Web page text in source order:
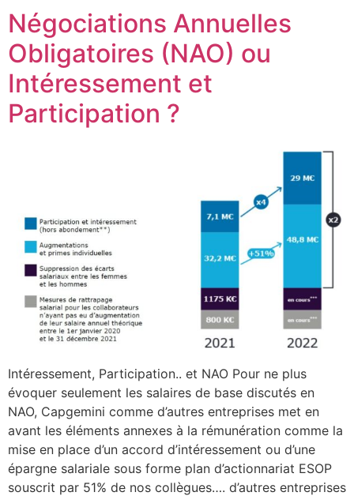
Négociations Annuelles
Obligatoires (NAO) ou
Intéressement et
Participation ?
Intéressement, Participation.. et NAO Pour ne plus
évoquer seulement les salaires de base discutés en
NAO, Capgemini comme d’autres entreprises met en
avant les éléments annexes à la rémunération comme la
mise en place d’un accord d’intéressement ou d’une
épargne salariale sous forme plan d’actionnariat ESOP
souscrit par 51% de nos collègues…. d’autres entreprises